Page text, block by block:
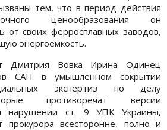
тем, что в период действия
ценообразования он
от своих ферросплавных заводов,
энергоемкость.
Дмитрия Вовка Ирина Одинец
САП в умышленном сокрытии
экспертиз по делу
противоречат версии
нарушении ст. 9 УПК Украины,
всесторонне, полно и